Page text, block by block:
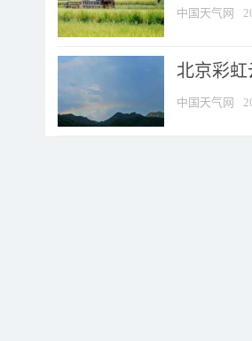
中国天气网
北京彩
中国天气网